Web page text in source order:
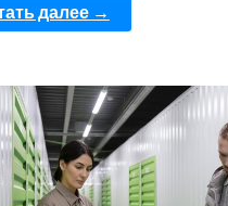
далее →